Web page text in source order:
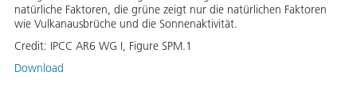
natürliche Faktoren, die grüne zeigt nur die natürlichen Faktoren
wie Vulkanausbrüche und die Sonnenaktivität.
Credit: IPCC AR6 WG I, Figure SPM.1
Download